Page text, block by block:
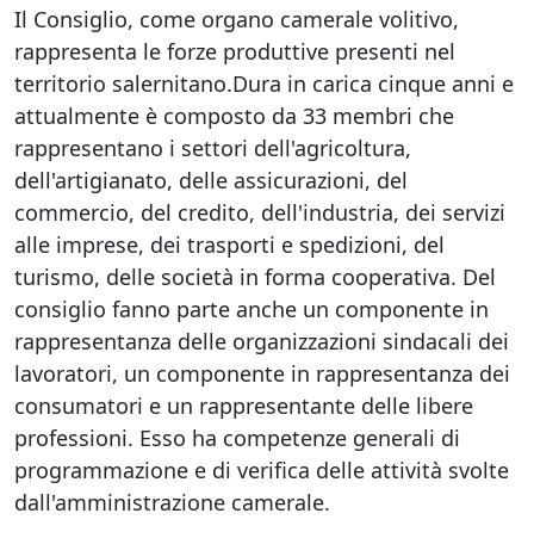
Il Consiglio, come organo camerale volitivo,
rappresenta le forze produttive presenti nel
territorio salernitano.Dura in carica cinque anni e
attualmente è composto da 33 membri che
rappresentano i settori dell'agricoltura,
dell'artigianato, delle assicurazioni, del
commercio, del credito, dell'industria, dei servizi
alle imprese, dei trasporti e spedizioni, del
turismo, delle società in forma cooperativa. Del
consiglio fanno parte anche un componente in
rappresentanza delle organizzazioni sindacali dei
lavoratori, un componente in rappresentanza dei
consumatori e un rappresentante delle libere
professioni. Esso ha competenze generali di
programmazione e di verifica delle attività svolte
dall'amministrazione camerale.